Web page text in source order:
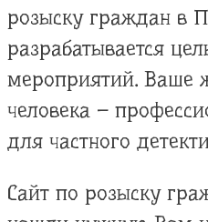
розыску граждан в
разрабатывается
мероприятий. Ваше
человека –
для частного
Сайт по розыску